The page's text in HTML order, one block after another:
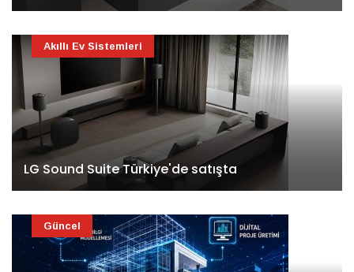
LG Sound Suite Türkiye'de satışta
Akıllı Ev Sistemleri
Güncel